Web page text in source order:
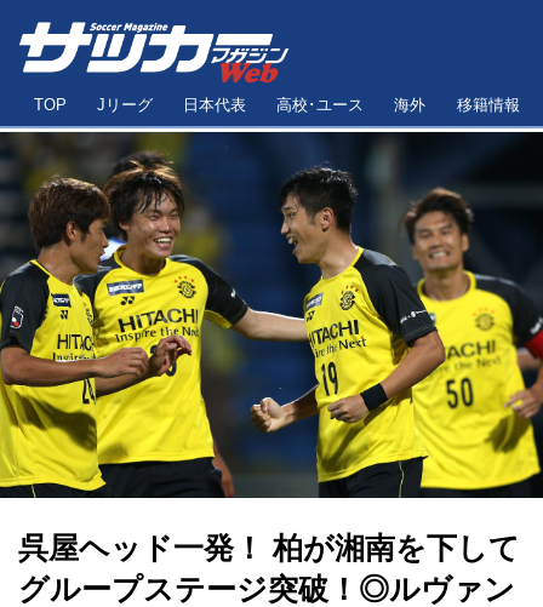
TOP Jリーグ 日本代表 高校･ユース 海外 移籍情報
呉屋ヘッド一発！ 柏が湘南を下して
グループステージ突破！◎ルヴァン